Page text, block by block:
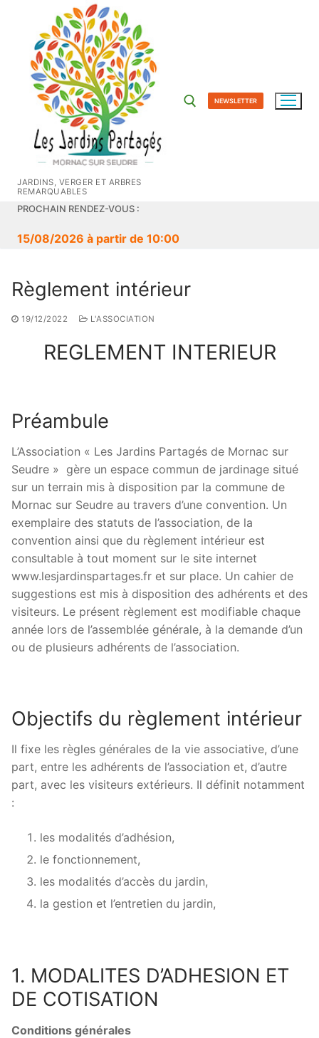
contenu
JARDINS, VERGER ET ARBRES
REMARQUABLES
Rechercher :
NEWSLETTER
PROCHAIN RENDEZ-VOUS :
15/08/2026 à partir de 10:00
Règlement intérieur
19/12/2022 L'ASSOCIATION
REGLEMENT INTERIEUR
Préambule
L’Association « Les Jardins Partagés de Mornac sur
Seudre » gère un espace commun de jardinage situé
sur un terrain mis à disposition par la commune de
Mornac sur Seudre au travers d’une convention. Un
exemplaire des statuts de l’association, de la
convention ainsi que du règlement intérieur est
consultable à tout moment sur le site internet
www.lesjardinspartages.fr et sur place. Un cahier de
suggestions est mis à disposition des adhérents et des
visiteurs. Le présent règlement est modifiable chaque
année lors de l’assemblée générale, à la demande d’un
ou de plusieurs adhérents de l’association.
Objectifs du règlement intérieur
Il fixe les règles générales de la vie associative, d’une
part, entre les adhérents de l’association et, d’autre
part, avec les visiteurs extérieurs. Il définit notamment
:
les modalités d’adhésion,
le fonctionnement,
les modalités d’accès du jardin,
la gestion et l’entretien du jardin,
1. MODALITES D’ADHESION ET
DE COTISATION
Conditions générales